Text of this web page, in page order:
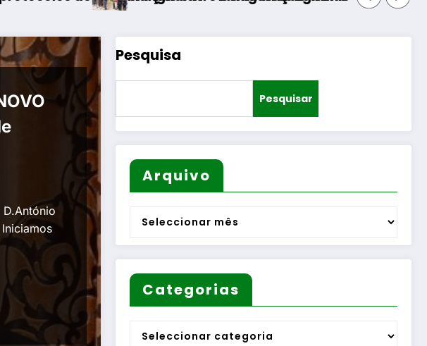
Pesquisa
Pesquisar
Arquivo
Arquivo
Categorias
Categorias